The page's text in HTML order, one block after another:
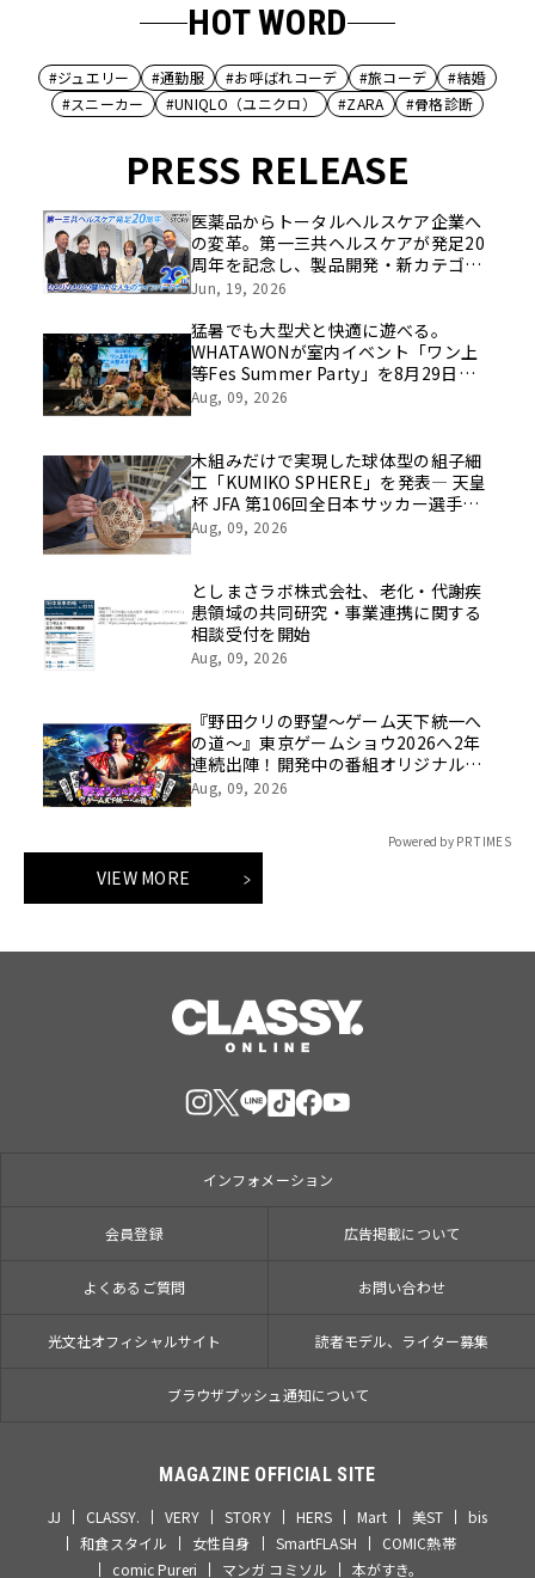
HOT WORD
#ジュエリー #通勤服 #お呼ばれコーデ #旅コーデ
#結婚
#スニーカー
#UNIQLO（ユニクロ） #ZARA #骨格診断
PRESS RELEASE
医薬品からトータルヘルスケア企業へ
の変革。第一三共ヘルスケアが発足20
周年を記念し、製品開発・新カテゴリ
挑戦の舞台や旧社統合時のエピソード
像を公開！
Jun, 19, 2026
猛暑でも大型犬と快適に遊べる。
WHATAWONが室内イベント「ワン上
等Fes Summer Party」を8月29日開
催
Aug, 09, 2026
木組みだけで実現した球体型の組子細
工「KUMIKO SPHERE」を発表― 天皇
杯 JFA 第106回全日本サッカー選手権
大会の公式ビジュアルにも採用 ―
Aug, 09, 2026
としまさラボ株式会社、老化・代謝疾
患領域の共同研究・事業連携に関する
相談受付を開始
Aug, 09, 2026
『野田クリの野望～ゲーム天下統一へ
の道～』東京ゲームショウ2026へ2年
連続出陣！開発中の番組オリジナルゲ
ームを世界最速体験！失敗したら即
Aug, 09, 2026
Powered by PR TIMES
VIEW MORE
インフォメーション
会員登録 広告掲載について
よくあるご質問 お問い合わせ
光文社オフィシャルサイト 読者モデル、ライター募集
ブラウザプッシュ通知について
MAGAZINE OFFICIAL SITE
JJ CLASSY. VERY STORY HERS Mart 美ST
bis
和食スタイル
女性自身 SmartFLASH
COMIC熱帯
comic Pureri
マンガ コミソル 本がすき。